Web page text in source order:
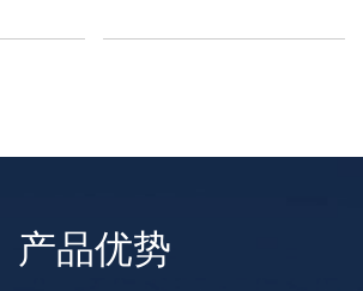
产品优势